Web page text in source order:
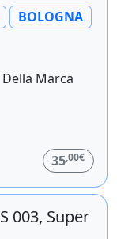
BOLOGNA
Marca
35,00€
003, Super